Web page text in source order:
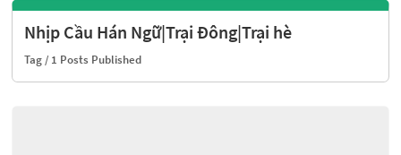
Nhịp Cầu Hán Ngữ|Trại Đông|Trại hè
Tag/ 1 Posts Published